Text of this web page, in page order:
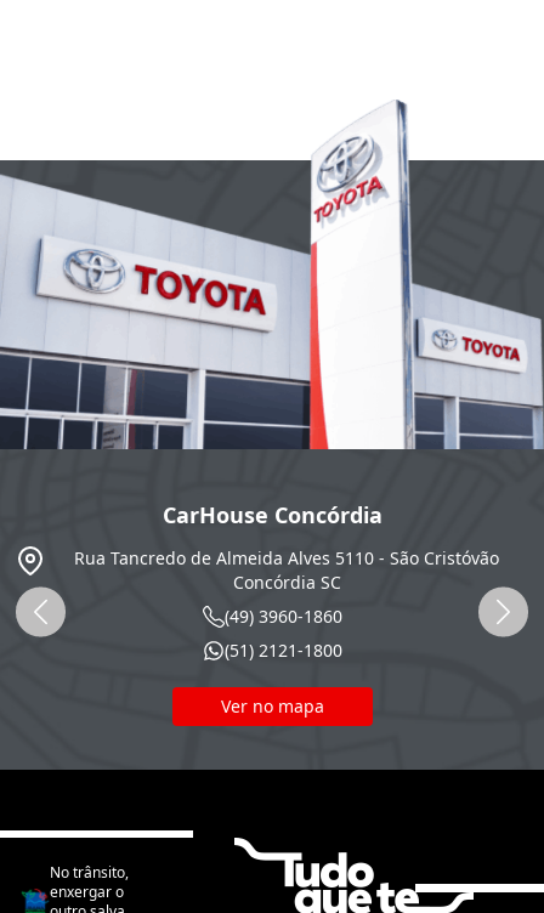
CarHouse Concórdia
Rua Tancredo de Almeida Alves 5110 - São Cristóvão
Concórdia SC
(49) 3960-1860
(51) 2121-1800
Ver no mapa
No trânsito,
enxergar o